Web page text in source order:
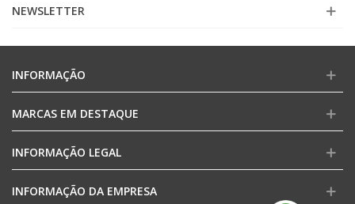
NEWSLETTER
INFORMAÇÃO
MARCAS EM DESTAQUE
INFORMAÇÃO LEGAL
INFORMAÇÃO DA EMPRESA